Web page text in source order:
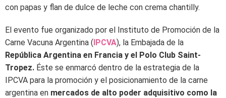
con papas y flan de dulce de leche con crema chantilly.
El evento fue organizado por el Instituto de Promoción de la
Carne Vacuna Argentina (IPCVA), la Embajada de la
República Argentina en Francia y el Polo Club Saint-
Tropez. Éste se enmarcó dentro de la estrategia de la
IPCVA para la promoción y el posicionamiento de la carne
argentina en mercados de alto poder adquisitivo como la